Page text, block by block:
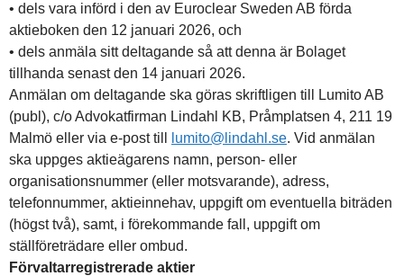
• dels vara införd i den av Euroclear Sweden AB förda
aktieboken den 12 januari 2026, och
• dels anmäla sitt deltagande så att denna är Bolaget
tillhanda senast den 14 januari 2026.
Anmälan om deltagande ska göras skriftligen till Lumito AB
(publ), c/o Advokatfirman Lindahl KB, Pråmplatsen 4, 211 19
Malmö eller via e-post till
lumito@lindahl.se. Vid anmälan
ska uppges aktieägarens namn, person- eller
organisationsnummer (eller motsvarande), adress,
telefonnummer, aktieinnehav, uppgift om eventuella biträden
(högst två), samt, i förekommande fall, uppgift om
ställföreträdare eller ombud.
Förvaltarregistrerade aktier